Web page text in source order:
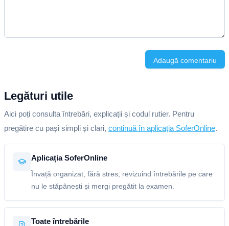
Adaugă comentariu
Legături utile
Aici poți consulta întrebări, explicații și codul rutier. Pentru
pregătire cu pași simpli și clari, continuă în aplicația SoferOnline.
Aplicația SoferOnline
Învață organizat, fără stres, revizuind întrebările pe care
nu le stăpânești și mergi pregătit la examen.
Toate întrebările